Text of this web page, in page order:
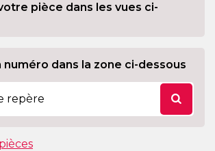
pièce dans les vues ci-
numéro dans la zone ci-dessous